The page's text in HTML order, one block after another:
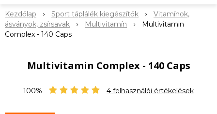
Kezdőlap Sport táplálék kiegészítők
Vitamínok,
ásványok, zsírsavak
Multivitamín
Multivitamin
Complex - 140 Caps
Multivitamin Complex - 140 Caps
100% 4 felhasználói értékelések